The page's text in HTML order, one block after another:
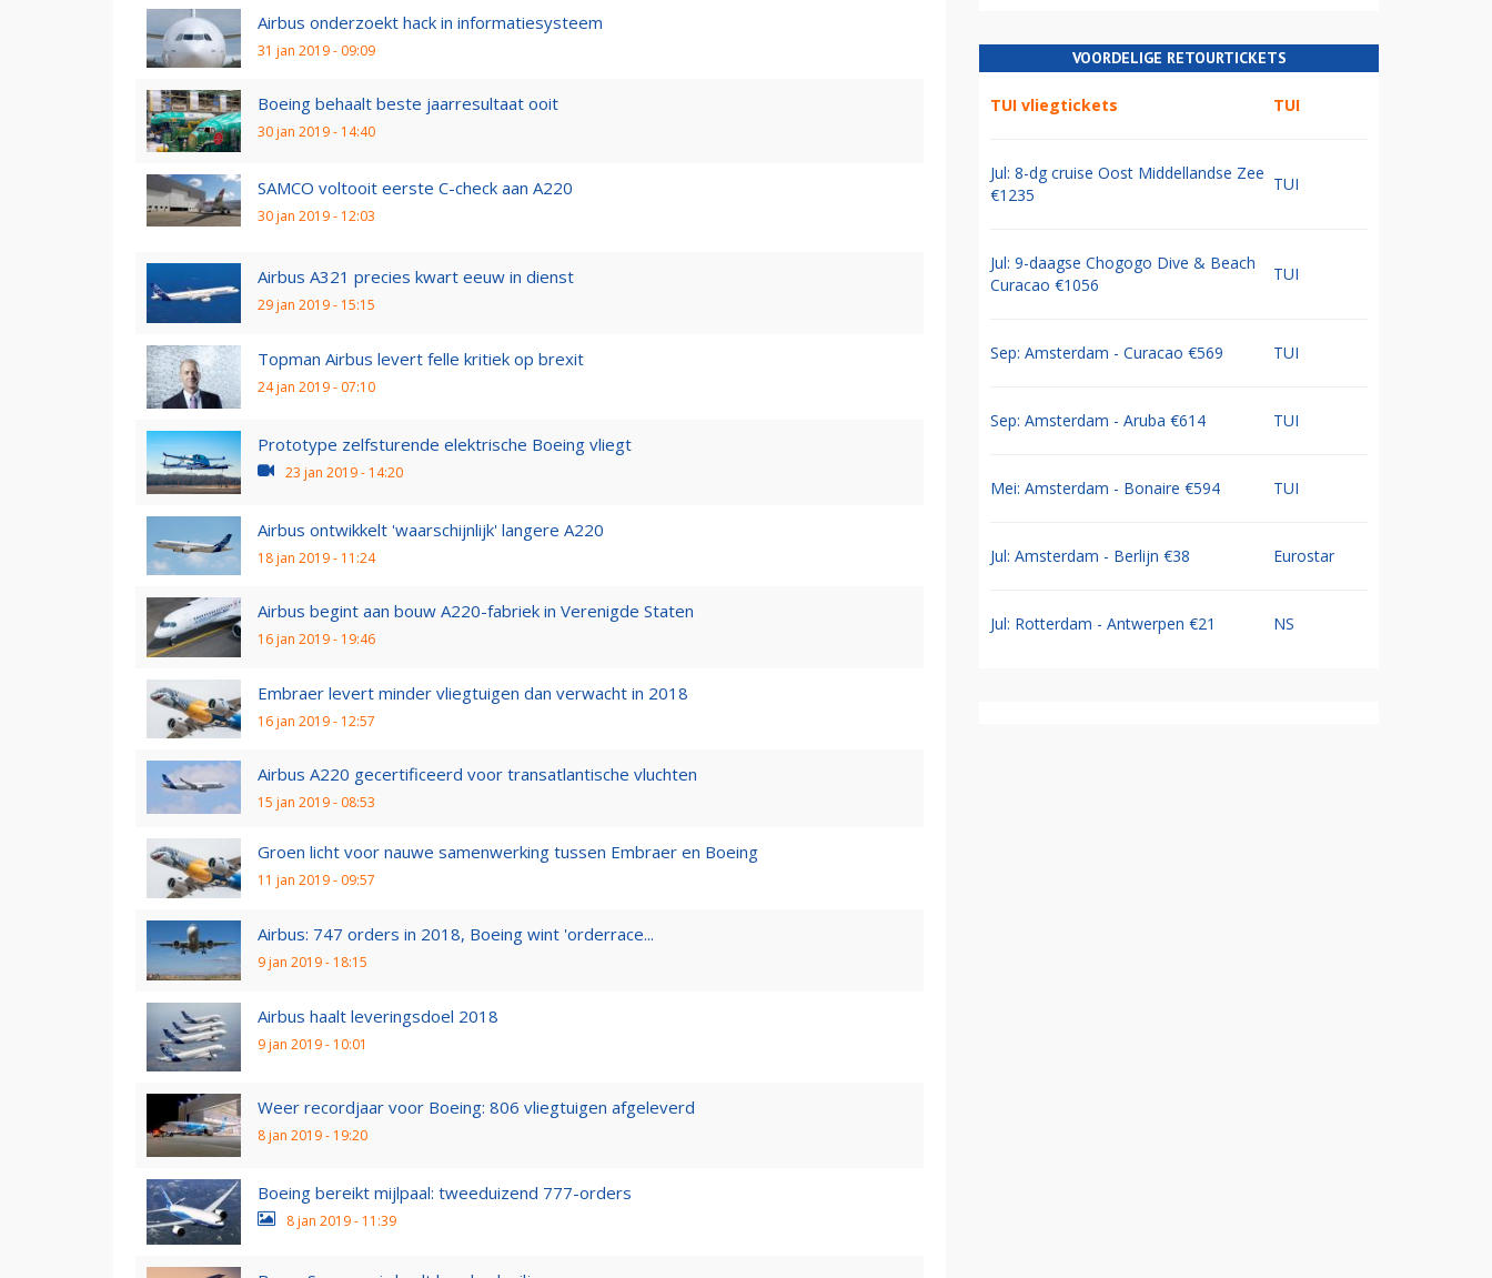
Airbus onderzoekt hack in informatiesysteem
31 jan 2019 - 09:09
Boeing behaalt beste jaarresultaat ooit
30 jan 2019 - 14:40
SAMCO voltooit eerste C-check aan A220
30 jan 2019 - 12:03
Airbus A321 precies kwart eeuw in dienst
29 jan 2019 - 15:15
Topman Airbus levert felle kritiek op brexit
24 jan 2019 - 07:10
Prototype zelfsturende elektrische Boeing vliegt
23 jan 2019 - 14:20
Airbus ontwikkelt 'waarschijnlijk' langere A220
18 jan 2019 - 11:24
Airbus begint aan bouw A220-fabriek in Verenigde Staten
16 jan 2019 - 19:46
Embraer levert minder vliegtuigen dan verwacht in 2018
16 jan 2019 - 12:57
Airbus A220 gecertificeerd voor transatlantische vluchten
15 jan 2019 - 08:53
Groen licht voor nauwe samenwerking tussen Embraer en Boeing
11 jan 2019 - 09:57
Airbus: 747 orders in 2018, Boeing wint 'orderrace...
9 jan 2019 - 18:15
Airbus haalt leveringsdoel 2018
9 jan 2019 - 10:01
Weer recordjaar voor Boeing: 806 vliegtuigen afgeleverd
8 jan 2019 - 19:20
Boeing bereikt mijlpaal: tweeduizend 777-orders
8 jan 2019 - 11:39
VOORDELIGE RETOURTICKETS
TUI vliegtickets TUI
Jul: 8-dg cruise Oost Middellandse Zee
€1235
TUI
Jul: 9-daagse Chogogo Dive & Beach
Curacao €1056
TUI
Sep: Amsterdam - Curacao €569 TUI
Sep: Amsterdam - Aruba €614 TUI
Mei: Amsterdam - Bonaire €594 TUI
Jul: Amsterdam - Berlijn €38 Eurostar
Jul: Rotterdam - Antwerpen €21 NS